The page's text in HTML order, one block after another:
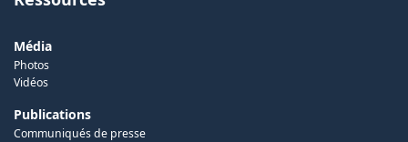
Média
Photos
Vidéos
Publications
Communiqués de presse